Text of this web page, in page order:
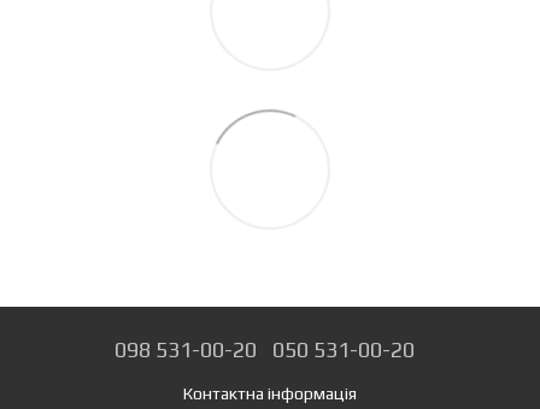
098 531-00-20 050 531-00-20
Контактна інформація